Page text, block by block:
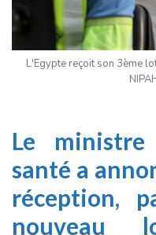
L'Egypte reçoit son 3ème
Le
santé a
réception,
nouveau